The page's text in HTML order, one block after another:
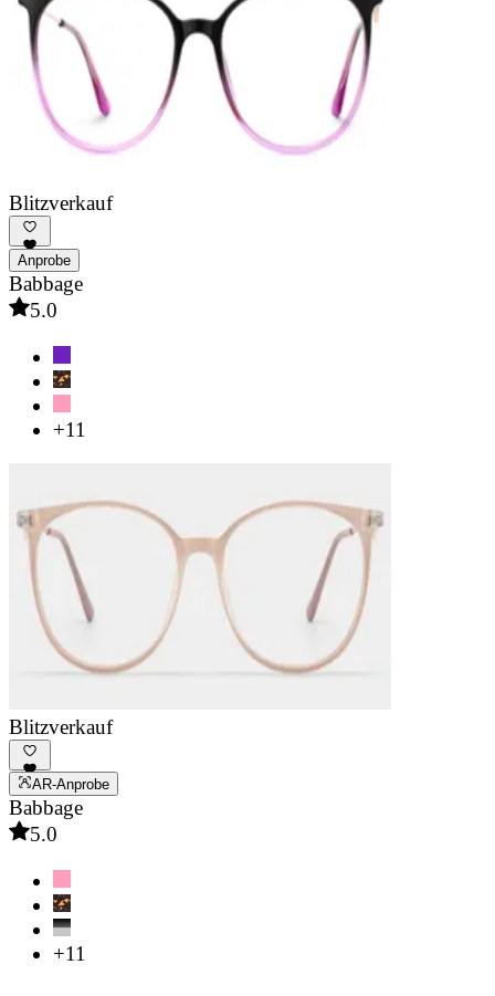
Blitzverkauf
Anprobe
Babbage
5.0
+11
Blitzverkauf
AR-Anprobe
Babbage
5.0
+11